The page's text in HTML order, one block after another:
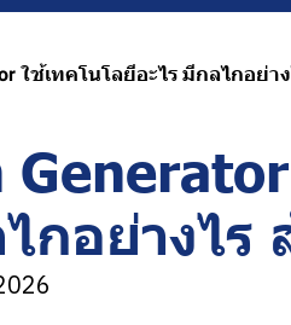
ใช้เทคโนโลยีอะไร มีกลไกอย่า
กอย่างไร